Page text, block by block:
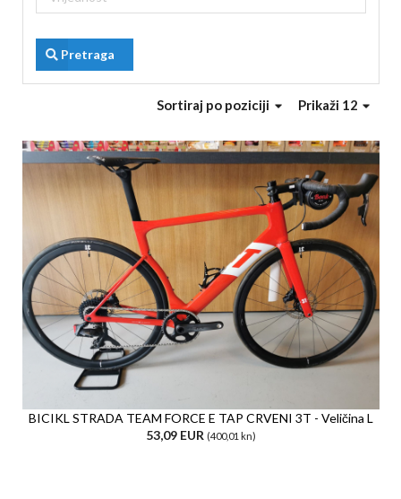
Pretraga
Prikaži 12
Sortiraj po poziciji
BICIKL STRADA TEAM FORCE E TAP CRVENI 3T - Veličina L
53,09 EUR (400,01 kn)